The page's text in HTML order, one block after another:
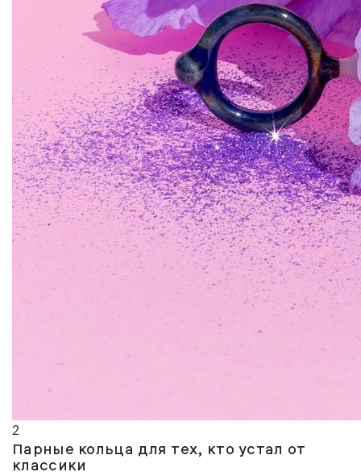
2
Парные кольца для тех, кто устал от
классики